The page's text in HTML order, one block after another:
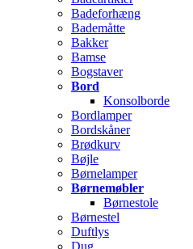
Badeforhæng
Bademåtte
Bakker
Bamse
Bogstaver
Bord
Konsolborde
Bordlamper
Bordskåner
Brødkurv
Bøjle
Børnelamper
Børnemøbler
Børnestole
Børnestel
Duftlys
Dug